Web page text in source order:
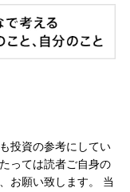
投資の参考にしてい
っては読者ご自身の
お願い致します。 当